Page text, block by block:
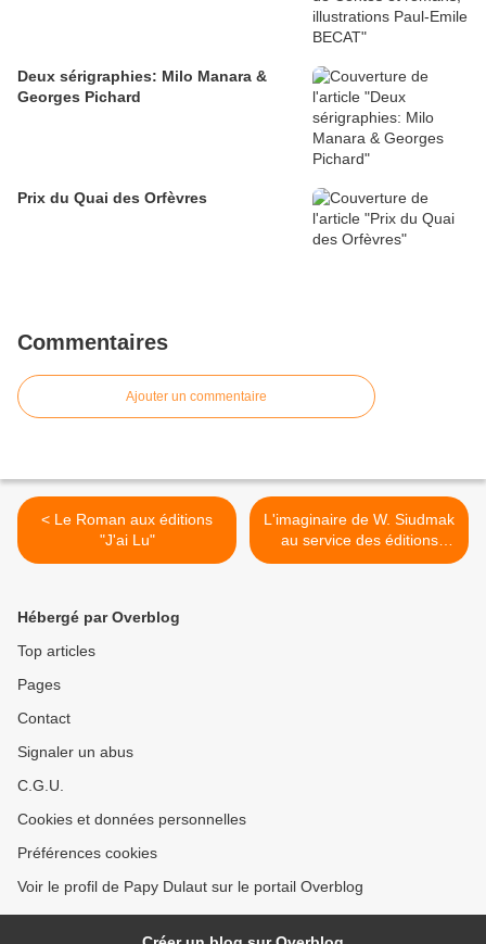
Deux sérigraphies: Milo Manara &
Georges Pichard
Prix du Quai des Orfèvres
Commentaires
Ajouter un commentaire
< Le Roman aux éditions
"J'ai Lu"
L'imaginaire de W. Siudmak
au service des éditions
Presses Pocket >
Hébergé par Overblog
Top articles
Pages
Contact
Signaler un abus
C.G.U.
Cookies et données personnelles
Préférences cookies
Voir le profil de Papy Dulaut sur le portail Overblog